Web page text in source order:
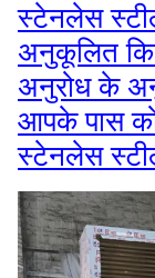
स्टेनलेस
अनुकूलित
अनुरोध के
आपके पास
स्टेनलेस